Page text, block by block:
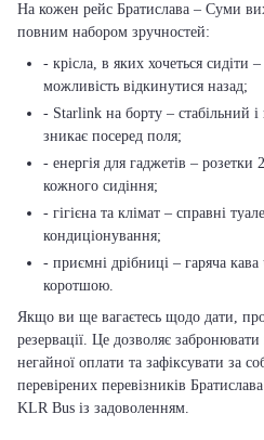
На кожен рейс Братислава – Суми
повним набором зручностей:
- крісла, в яких хочеться сидіти
можливість відкинутися назад;
- Starlink на борту – стабільний
зникає посеред поля;
- енергія для гаджетів –
кожного сидіння;
- гігієна та клімат – справні
кондиціонування;
- приємні дрібниці – гаряча
коротшою.
Якщо ви ще вагаєтесь щодо дати,
резервації. Це дозволяє
негайної оплати та зафіксувати за
перевірених перевізників
KLR Bus із задоволенням.